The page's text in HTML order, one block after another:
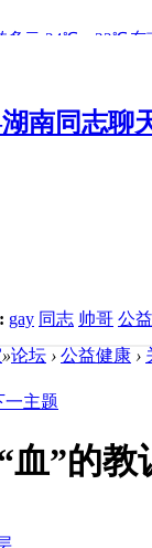
gay 同志 帅哥 公益
»论坛 › 公益健康 ›
血”的教